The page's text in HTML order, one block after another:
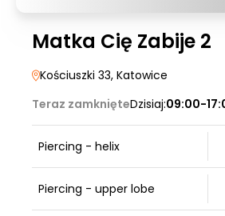
Matka Cię Zabije 2
Kościuszki 33, Katowice
Teraz zamknięteDzisiaj:09:00-
Piercing - helix
Piercing - upper lobe